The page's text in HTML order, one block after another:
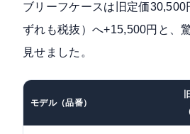
ブリーフケースは 旧定価
ずれも税抜）へ+15,500円 と、
見せました。
モデル（品番）